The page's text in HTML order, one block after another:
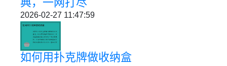
2026-02-27 11:47:59
如何用扑克牌做收纳盒